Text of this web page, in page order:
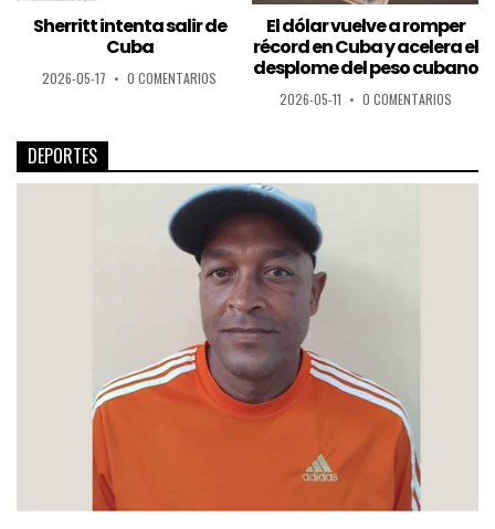
Sherritt intenta salir de
Cuba
2026-05-17 • 0 COMENTARIOS
El dólar vuelve a romper
récord en Cuba y acelera el
desplome del peso cubano
2026-05-11 • 0 COMENTARIOS
DEPORTES